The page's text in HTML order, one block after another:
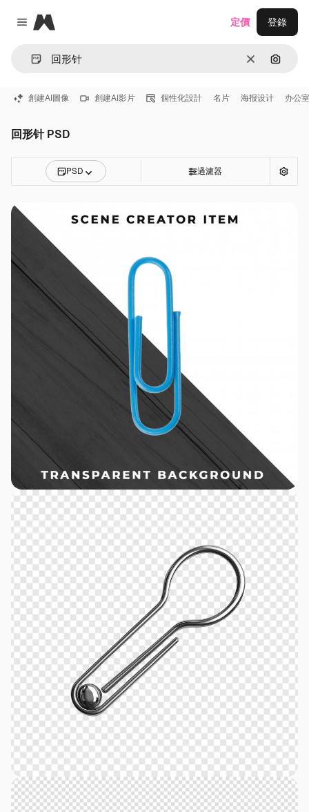
Close menu
Magnific
清除 通過圖
定價 登錄
創建AI圖像 創建AI影片 個性化設計 名片 海报设计 办公室
回形针 PSD
PSD 過濾器